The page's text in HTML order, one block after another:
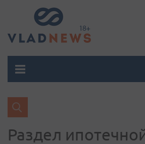
Раздел